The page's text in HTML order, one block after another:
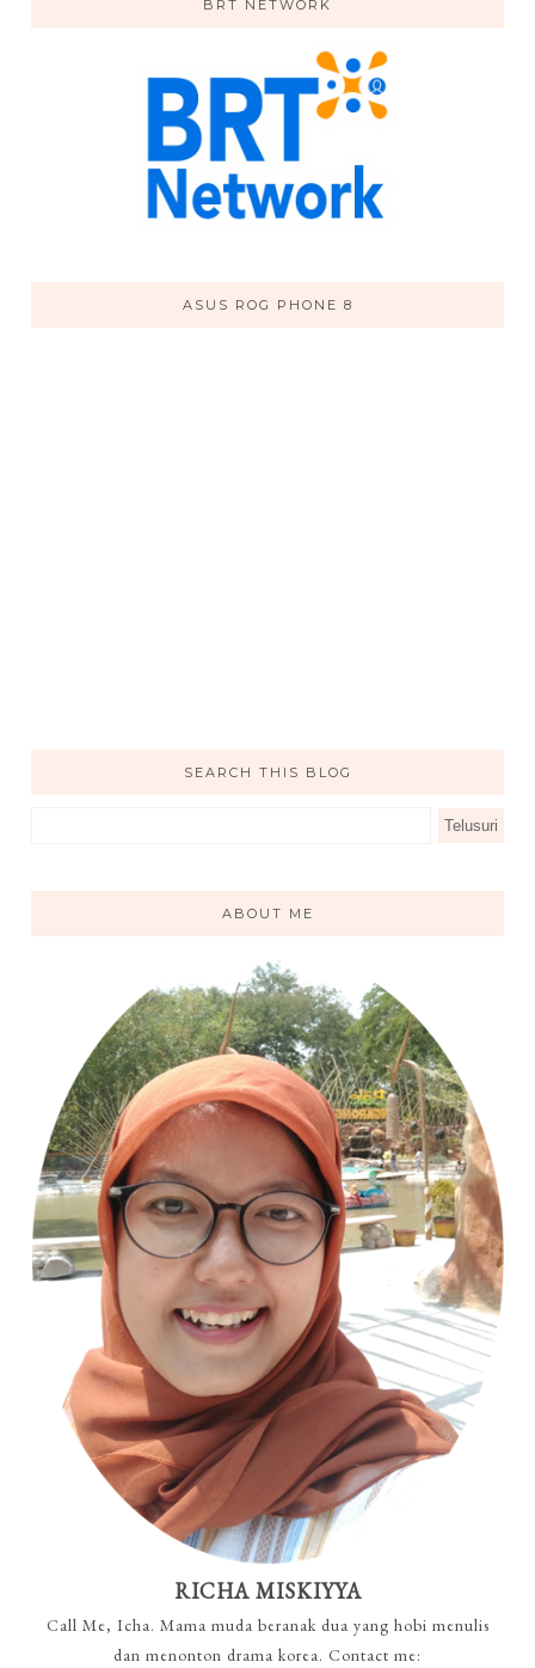
BRT NETWORK
ASUS ROG PHONE 8
SEARCH THIS BLOG
ABOUT ME
RICHA MISKIYYA
Call Me, Icha. Mama muda beranak dua yang hobi menulis
dan menonton drama korea. Contact me: